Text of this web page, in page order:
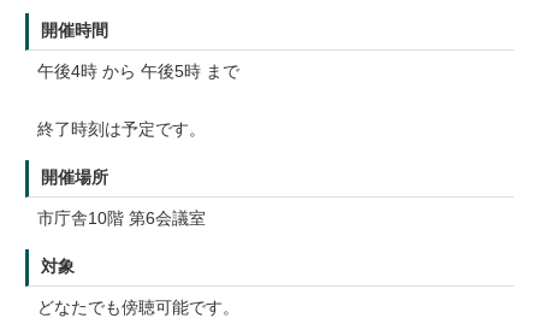
開催時間
午後4時 から 午後5時 まで
終了時刻は予定です。
開催場所
市庁舎10階 第6会議室
対象
どなたでも傍聴可能です。